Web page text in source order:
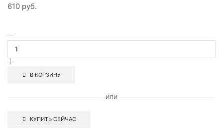
610 руб.
В КОРЗИНУ
ИЛИ
КУПИТЬ СЕЙЧАС